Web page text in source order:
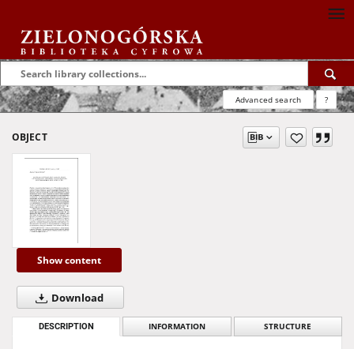
Advanced search ?
OBJECT
Show content
Download
DESCRIPTION INFORMATION STRUCTURE